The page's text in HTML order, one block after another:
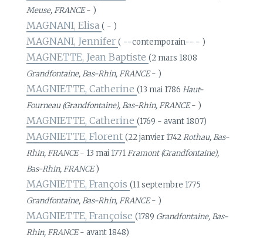
Meuse, FRANCE- )
MAGNANI, Elisa( - )
MAGNANI, Jennifer( --contemporain-- - )
MAGNETTE, Jean Baptiste(2 mars 1808
Grandfontaine, Bas-Rhin, FRANCE- )
MAGNIETTE, Catherine(13 mai 1786Haut-
Fourneau (Grandfontaine), Bas-Rhin, FRANCE- )
MAGNIETTE, Catherine(1769 - avant 1807)
MAGNIETTE, Florent(22 janvier 1742Rothau, Bas-
Rhin, FRANCE- 13 mai 1771Framont (Grandfontaine),
Bas-Rhin, FRANCE)
MAGNIETTE, François(11 septembre 1775
Grandfontaine, Bas-Rhin, FRANCE- )
MAGNIETTE, Françoise(1789 Grandfontaine, Bas-
Rhin, FRANCE- avant 1848)